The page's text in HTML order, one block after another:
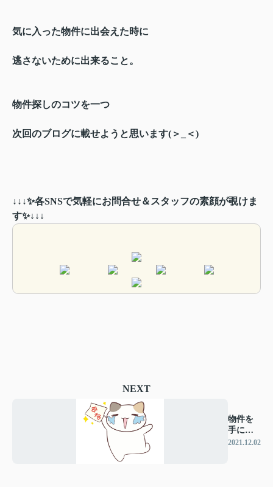
気に入った物件に出会えた時に
逃さないために出来ること。
物件探しのコツを一つ
次回のブログに載せようと思います(＞_＜)
↓↓↓✨各SNSで気軽にお問合せ＆スタッフの素顔が覗けま
す✨↓↓↓
NEXT
物件を
手にす
るコツ
2021.12.02